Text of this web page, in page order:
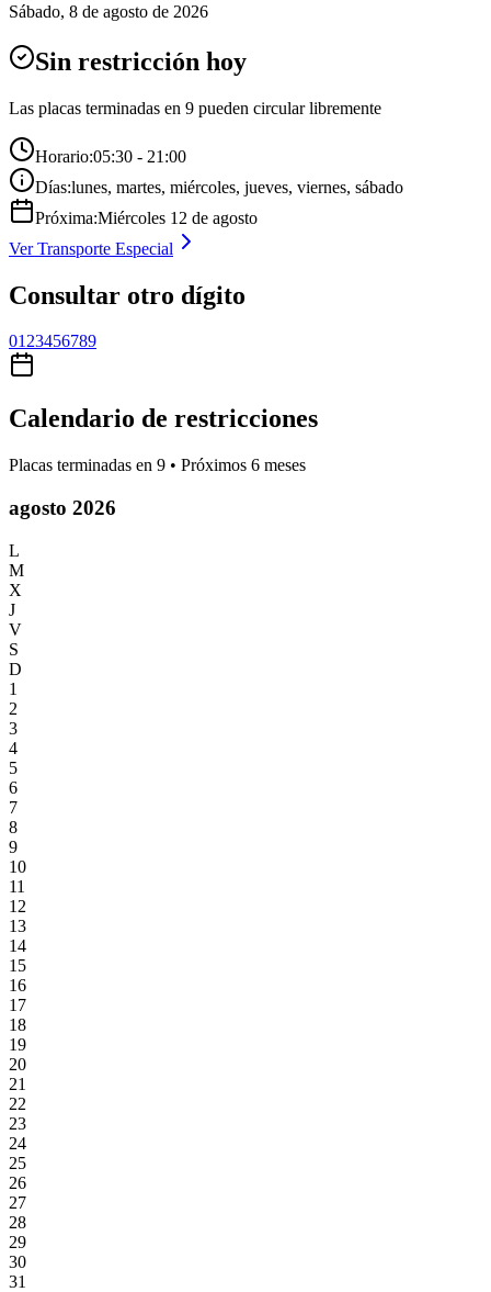
Sábado, 8 de agosto de 2026
Sin restricción hoy
Las placas terminadas en 9 pueden circular libremente
Horario:05:30 - 21:00
Días:lunes, martes, miércoles, jueves, viernes, sábado
Próxima:Miércoles 12 de agosto
VerTransporte Especial
Consultar otro dígito
0123456789
Calendario de restricciones
Placas terminadas en 9 • Próximos 6 meses
agosto 2026
L
M
X
J
V
S
D
1
2
3
4
5
6
7
8
9
10
11
12
13
14
15
16
17
18
19
20
21
22
23
24
25
26
27
28
29
30
31